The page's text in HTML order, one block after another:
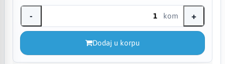
- kom +
Dodaj u korpu